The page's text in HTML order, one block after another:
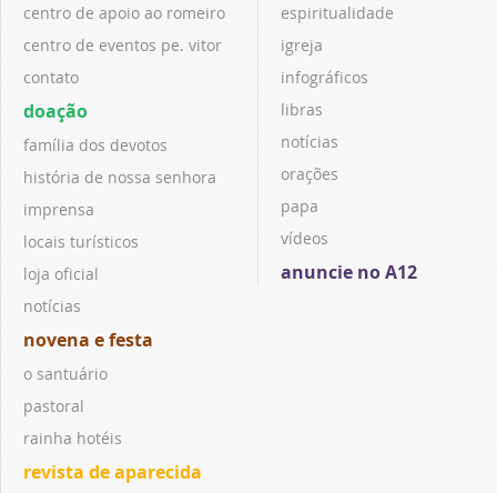
centro de apoio ao romeiro
centro de eventos pe. vitor
contato
doação
família dos devotos
história de nossa senhora
imprensa
locais turísticos
loja oficial
notícias
novena e festa
o santuário
pastoral
rainha hotéis
revista de aparecida
espiritualidade
igreja
infográficos
libras
notícias
orações
papa
vídeos
anuncie no A12